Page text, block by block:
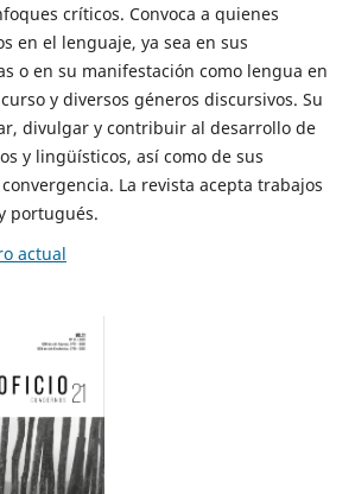
críticos. Convoca a quienes
en el lenguaje, ya sea en sus
o en su manifestación como lengua en
y diversos géneros discursivos. Su
divulgar y contribuir al desarrollo de
y lingüísticos, así como de sus
La revista acepta trabajos
portugués.
actual